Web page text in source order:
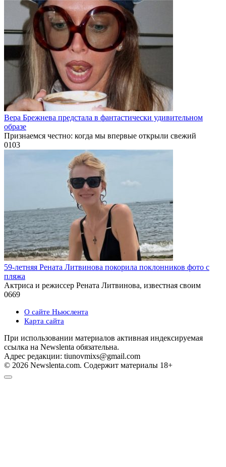
Вера Брежнева предстала в фантастически удивительном
образе
Признаемся честно: когда мы впервые открыли свежий
0103
59-летняя Рената Литвинова покорила поклонников фото с
пляжа
Актриса и режиссер Рената Литвинова, известная своим
0669
О сайте Ньюслента
Карта сайта
При использовании материалов активная индексируемая
ссылка на Newslenta обязательна.
Адрес редакции: tiunovmixs@gmail.com
© 2026 Newslenta.com. Содержит материалы 18+